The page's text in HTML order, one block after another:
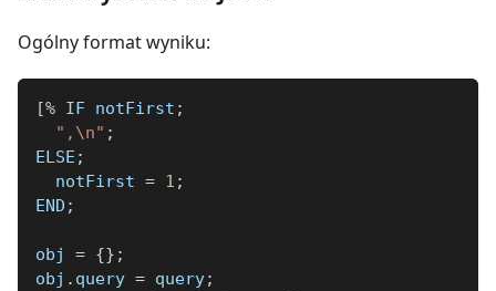
Ogólny format wyniku:
[% IF notFirst ;
",\n" ;
ELSE ;
  notFirst
= 1 ;
END ;
obj = {} ;
obj . query = query;